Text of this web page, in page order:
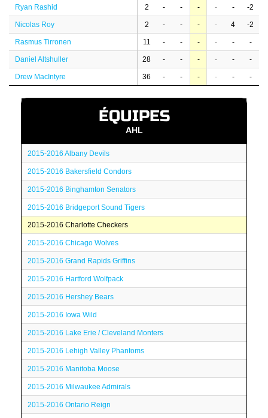
Ryan Rashid 2 - - - - - -2
Nicolas Roy 2 - - - - 4 -2
Rasmus Tirronen 11 - - - - - -
Daniel Altshuller 28 - - - - - -
Drew MacIntyre 36 - - - - - -
ÉQUIPES
AHL
2015-2016 Albany Devils
2015-2016 Bakersfield Condors
2015-2016 Binghamton Senators
2015-2016 Bridgeport Sound Tigers
2015-2016 Charlotte Checkers
2015-2016 Chicago Wolves
2015-2016 Grand Rapids Griffins
2015-2016 Hartford Wolfpack
2015-2016 Hershey Bears
2015-2016 Iowa Wild
2015-2016 Lake Erie / Cleveland Monters
2015-2016 Lehigh Valley Phantoms
2015-2016 Manitoba Moose
2015-2016 Milwaukee Admirals
2015-2016 Ontario Reign